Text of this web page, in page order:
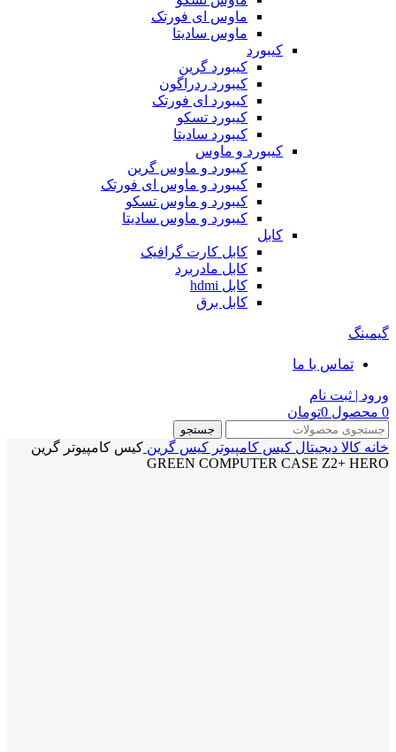
ماوس ای فورتک
ماوس سادیتا
کیبورد
کیبورد گرین
کیبورد ردراگون
کیبورد ای فورتک
کیبورد تسکو
کیبورد سادیتا
کیبورد و ماوس
کیبورد و ماوس گرین
کیبورد و ماوس ای فورتک
کیبورد و ماوس تسکو
کیبورد و ماوس سادیتا
کابل
کابل کارت گرافیک
کابل مادربرد
کابل hdmi
کابل برق
گیمینگ
تماس با ما
ورود | ثبت نام
0 محصول 0تومان
جستجو
خانه کالا دیجیتال کیس کامپیوتر کیس گرین کیس کامپیوتر گرین
GREEN COMPUTER CASE Z2+ HERO